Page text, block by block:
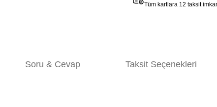
Tüm kartlara 12 taksit
Soru & Cevap Taksit Seçenekleri